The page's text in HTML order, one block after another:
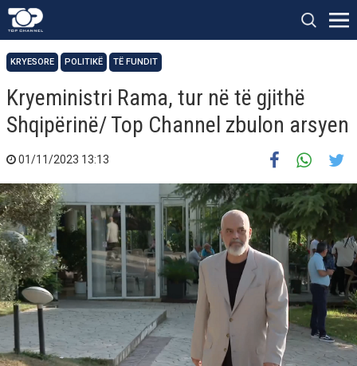
KRYESORE POLITIKË TË FUNDIT
Kryeministri Rama, tur në të gjithë
Shqipërinë/ Top Channel zbulon arsyen
01/11/2023 13:13